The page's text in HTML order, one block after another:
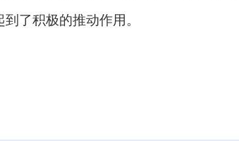
了积极的推动作用。